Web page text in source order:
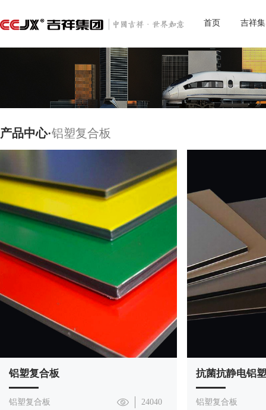
首页 吉祥
产品中心·铝塑复合板
铝塑复合板
铝塑复合板 24040
抗菌抗静电铝
铝塑复合板